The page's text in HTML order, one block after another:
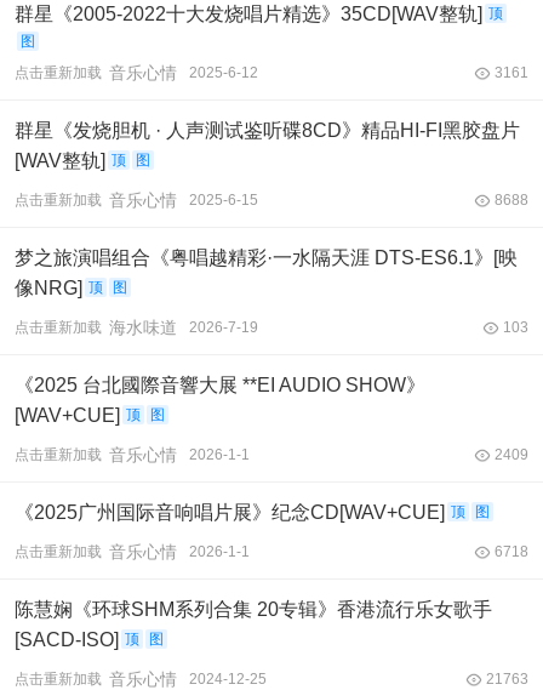
群星《2005-2022十大发烧唱片精选》35CD[WAV整轨] 顶
图
点击重新加载 音乐心情 2025-6-12 3161
群星《发烧胆机 · 人声测试鉴听碟8CD》精品HI-FI黑胶盘片
[WAV整轨] 顶 图
点击重新加载 音乐心情 2025-6-15 8688
梦之旅演唱组合《粤唱越精彩·一水隔天涯 DTS-ES6.1》[映
像NRG] 顶 图
点击重新加载 海水味道 2026-7-19 103
《2025 台北國際音響大展 **EI AUDIO SHOW》
[WAV+CUE] 顶 图
点击重新加载 音乐心情 2026-1-1 2409
《2025广州国际音响唱片展》纪念CD[WAV+CUE] 顶 图
点击重新加载 音乐心情 2026-1-1 6718
陈慧娴《环球SHM系列合集 20专辑》香港流行乐女歌手
[SACD-ISO] 顶 图
点击重新加载 音乐心情 2024-12-25 21763